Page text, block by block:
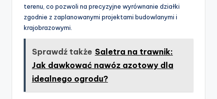
terenu, co pozwoli na precyzyjne wyrównanie działki
zgodnie z zaplanowanymi projektami budowlanymi i
krajobrazowymi.
Sprawdź także Saletra na trawnik:
Jak dawkować nawóz azotowy dla
idealnego ogrodu?